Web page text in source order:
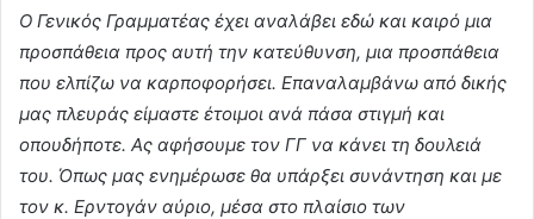
Ο Γενικός Γραμματέας έχει αναλάβει εδώ και καιρό μια
προσπάθεια προς αυτή την κατεύθυνση, μια προσπάθεια
που ελπίζω να καρποφορήσει. Επαναλαμβάνω από δικής
μας πλευράς είμαστε έτοιμοι ανά πάσα στιγμή και
οπουδήποτε. Ας αφήσουμε τον ΓΓ να κάνει τη δουλειά
του. Όπως μας ενημέρωσε θα υπάρξει συνάντηση και με
τον κ. Ερντογάν αύριο, μέσα στο πλαίσιο των